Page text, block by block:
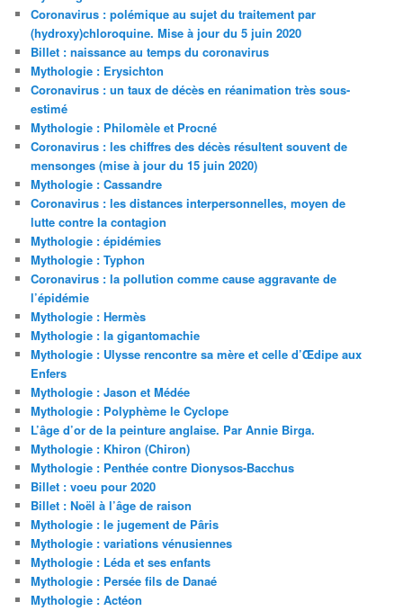
Coronavirus : polémique au sujet du traitement par
(hydroxy)chloroquine. Mise à jour du 5 juin 2020
Billet : naissance au temps du coronavirus
Mythologie : Erysichton
Coronavirus : un taux de décès en réanimation très sous-
estimé
Mythologie : Philomèle et Procné
Coronavirus : les chiffres des décès résultent souvent de
mensonges (mise à jour du 15 juin 2020)
Mythologie : Cassandre
Coronavirus : les distances interpersonnelles, moyen de
lutte contre la contagion
Mythologie : épidémies
Mythologie : Typhon
Coronavirus : la pollution comme cause aggravante de
l’épidémie
Mythologie : Hermès
Mythologie : la gigantomachie
Mythologie : Ulysse rencontre sa mère et celle d’Œdipe aux
Enfers
Mythologie : Jason et Médée
Mythologie : Polyphème le Cyclope
L’âge d’or de la peinture anglaise. Par Annie Birga.
Mythologie : Khiron (Chiron)
Mythologie : Penthée contre Dionysos-Bacchus
Billet : voeu pour 2020
Billet : Noël à l’âge de raison
Mythologie : le jugement de Pâris
Mythologie : variations vénusiennes
Mythologie : Léda et ses enfants
Mythologie : Persée fils de Danaé
Mythologie : Actéon